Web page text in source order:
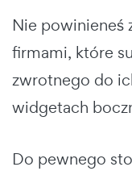
Nie powinieneś
firmami, które
zwrotnego do
widgetach
Do pewnego